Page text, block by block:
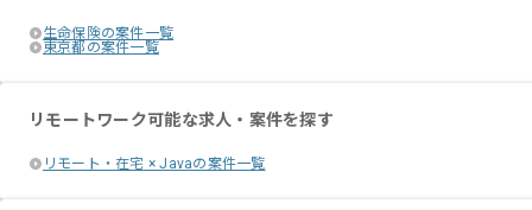
生命保険の案件一覧
東京都の案件一覧
リモートワーク可能な求人・案件を探す
リモート・在宅 × Javaの案件一覧